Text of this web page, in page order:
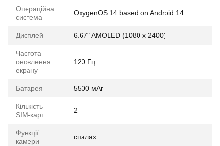
Операційна
система
OxygenOS 14 based on Android 14
Дисплей 6.67" AMOLED (1080 x 2400)
Частота
оновлення
екрану
120 Гц
Батарея 5500 мАг
Кількість
SIM-карт
2
Функції
камери
спалах